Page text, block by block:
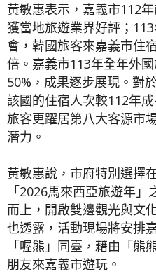
黃敏惠表示，嘉義市112
獲當地旅遊業界好評；
會，韓國旅客來嘉義市住
倍。嘉義市113年全年外
50%，成果逐步展現。對
該國的住宿人次較112年
旅客更躍居第八大客源市
潛力。
黃敏惠說，市府特別選擇
「2026馬來西亞旅遊年
而上，開啟雙邊觀光與文
也透露，活動現場將安排
「喔熊」同臺，藉由「熊
朋友來嘉義市遊玩。